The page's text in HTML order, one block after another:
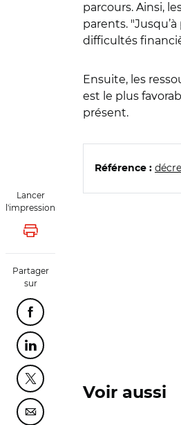
Lancer
l'impression
Lancer l'impression
Partager
sur
Partager cette page sur
Partager cette page sur
Partager cette page sur
Partager cette page sur
parcours. Ainsi,
parents.
difficultés
Ensuite, les
est le plus
présent.
Référence :
Voir aussi